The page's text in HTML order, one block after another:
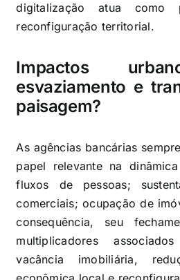
digitalização atua como
reconfiguração territorial.
Impactos
esvaziamento e
paisagem?
As agências bancárias
papel relevante na
fluxos de pessoas;
comerciais; ocupação de
consequência, seu
multiplicadores
vacância imobiliária,